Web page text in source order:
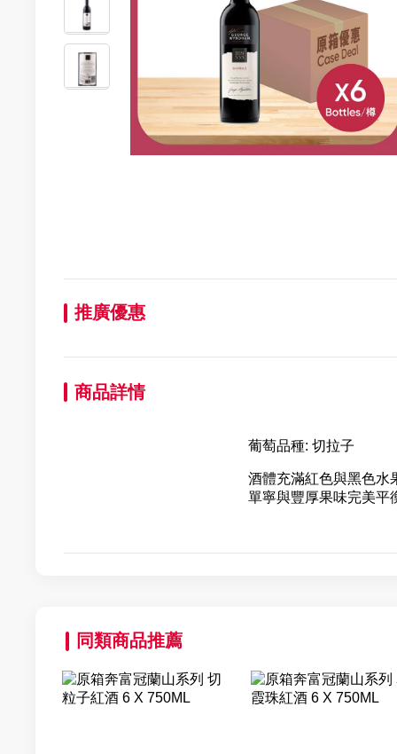
推廣優惠
商品詳情
葡萄品種: 切拉子
酒體充滿紅色與黑色水
單寧與豐厚果味完美平
同類商品推薦